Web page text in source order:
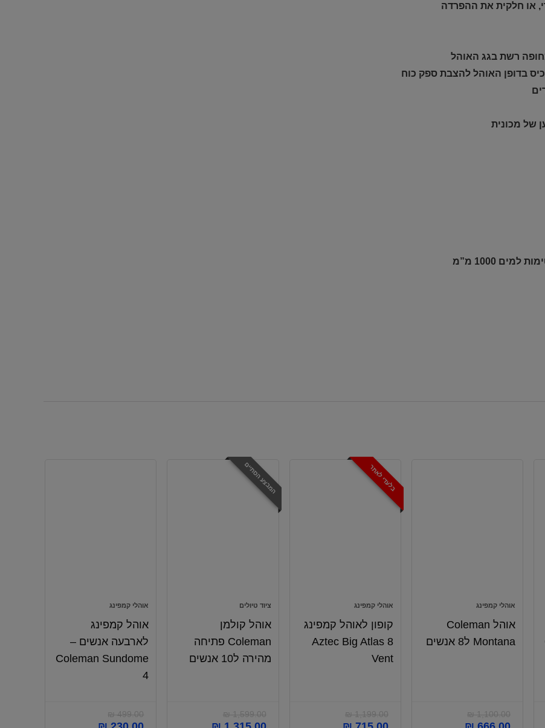
בדופן האוהל להצבת ספק כוח
של מכונית
אוהלי קמפינג
אוהל Coleman
Montana ל8 אנשים
₪1,100.00
בלעדי לאתר
אוהלי קמפינג
קופון לאוהל קמפינג
Aztec Big Atlas 8
Vent
₪1,199.00
המבצע הסתיים
ציוד טיולים
אוהל קולמן
Coleman פתיחה
מהירה ל10 אנשים
₪1,599.00
אוהלי קמפינג
אוהל קמפינג
לארבעה אנשים –
Coleman Sundome
4
₪499.00